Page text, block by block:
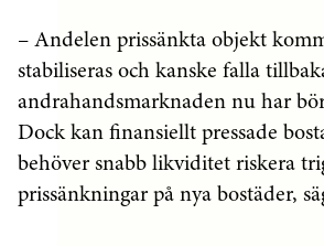
– Andelen prissänkta objekt
stabiliseras och kanske falla
andrahandsmarknaden nu har
Dock kan finansiellt pressade
behöver snabb likviditet riskera
prissänkningar på nya bostäder,